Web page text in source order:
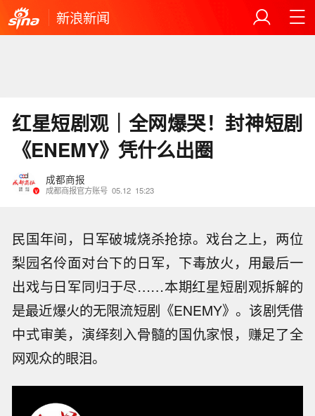
新浪新闻
红星短剧观｜全网爆哭！封神短剧
《ENEMY》凭什么出圈
成都商报
成都商报官方账号 05.12 15:23
民国年间，日军破城烧杀抢掠。戏台之上，两位
梨园名伶面对台下的日军，下毒放火，用最后一
出戏与日军同归于尽……本期红星短剧观拆解的
是最近爆火的无限流短剧《ENEMY》。该剧凭借
中式审美，演绎刻入骨髓的国仇家恨，赚足了全
网观众的眼泪。